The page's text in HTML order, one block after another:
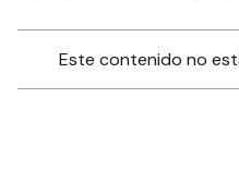
Este contenido no